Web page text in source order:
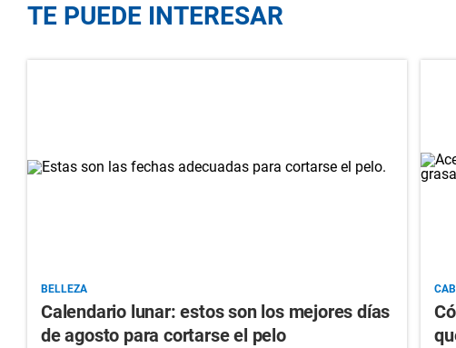
TE PUEDE INTERESAR
BELLEZA
Calendario lunar: estos son los mejores días
de agosto para cortarse el pelo